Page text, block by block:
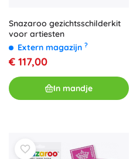
Snazaroo gezichtsschilderkit
voor artiesten
Extern magazijn ?
€ 117,00
In mandje